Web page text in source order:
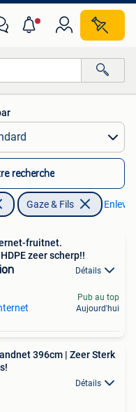
recherche
Gaze & Fils
fruitnet.
zeer scherp!!
Détails
Pub au top
Aujourd'hui
396cm | Zeer Sterk
Détails